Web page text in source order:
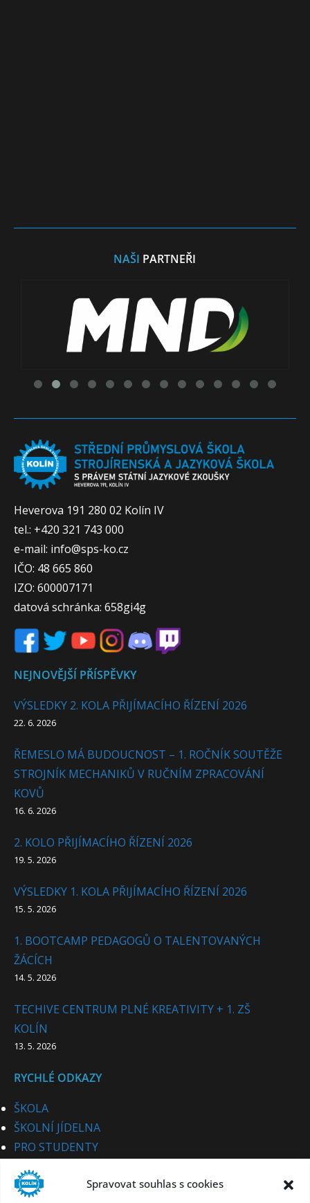
Spravovat souhlas s cookies
NAŠI PARTNEŘI
Heverova 191 280 02 Kolín IV
tel.: +420 321 743 000
e-mail: info@sps-ko.cz
IČO: 48 665 860
IZO: 600007171
datová schránka: 658gi4g
NEJNOVĚJŠÍ PŘÍSPĚVKY
VÝSLEDKY 2. KOLA PŘIJÍMACÍHO ŘÍZENÍ 2026
22. 6. 2026
ŘEMESLO MÁ BUDOUCNOST – 1. ROČNÍK SOUTĚŽE
STROJNÍK MECHANIKŮ V RUČNÍM ZPRACOVÁNÍ
KOVŮ
16. 6. 2026
2. KOLO PŘIJÍMACÍHO ŘÍZENÍ 2026
19. 5. 2026
VÝSLEDKY 1. KOLA PŘIJÍMACÍHO ŘÍZENÍ 2026
15. 5. 2026
1. BOOTCAMP PEDAGOGŮ O TALENTOVANÝCH
ŽÁCÍCH
14. 5. 2026
TECHIVE CENTRUM PLNÉ KREATIVITY + 1. ZŠ
KOLÍN
13. 5. 2026
RYCHLÉ ODKAZY
ŠKOLA
ŠKOLNÍ JÍDELNA
PRO STUDENTY
PRO UCHAZEČE
STUDIJNÍ OBORY